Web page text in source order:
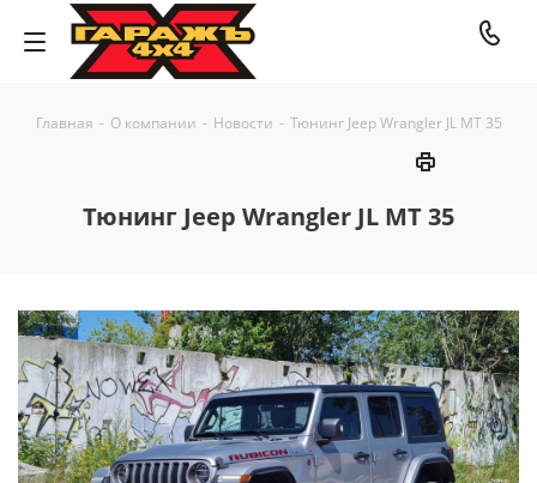
Главная - О компании - Новости - Тюнинг Jeep Wrangler JL MT 35
Тюнинг Jeep Wrangler JL MT 35